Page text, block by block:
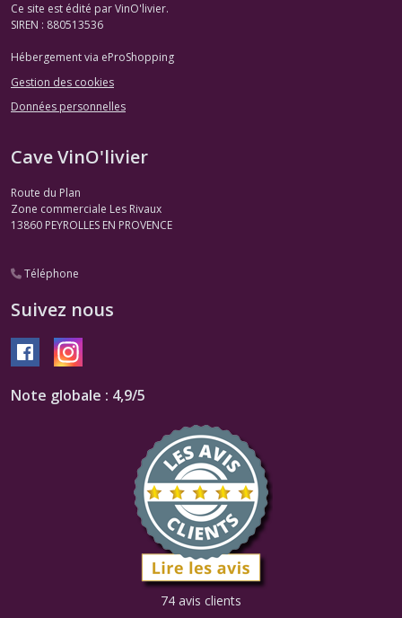
Ce site est édité par VinO'livier.
SIREN : 880513536
Hébergement via eProShopping
Gestion des cookies
Données personnelles
Cave VinO'livier
Route du Plan
Zone commerciale Les Rivaux
13860 PEYROLLES EN PROVENCE
Téléphone
Suivez nous
Note globale : 4,9/5
74 avis clients